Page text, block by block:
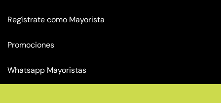
Regístrate como Mayorista
Promociones
Whatsapp Mayoristas